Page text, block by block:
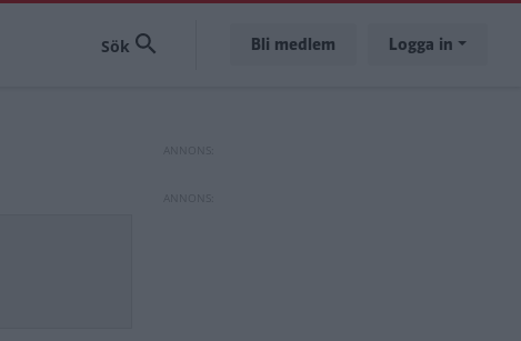
Bli medlem Logga in